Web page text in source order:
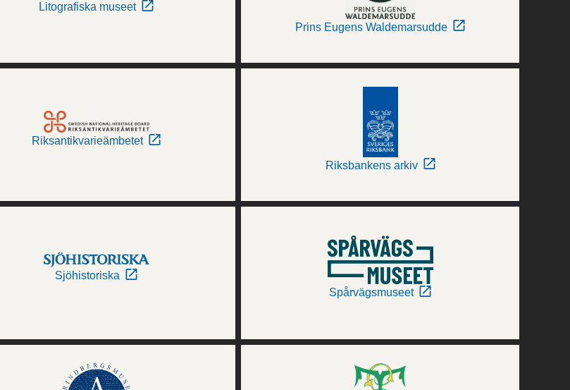
Litografiska museet
Prins Eugens Waldemarsudde
Riksantikvarieämbetet
Riksbankens arkiv
Sjöhistoriska
Spårvägsmuseet